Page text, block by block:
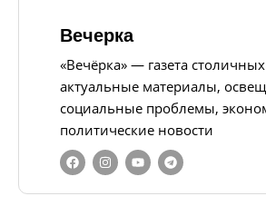
Вечерка
«Вечёрка» — газета
актуальные материалы,
социальные проблемы,
политические новости